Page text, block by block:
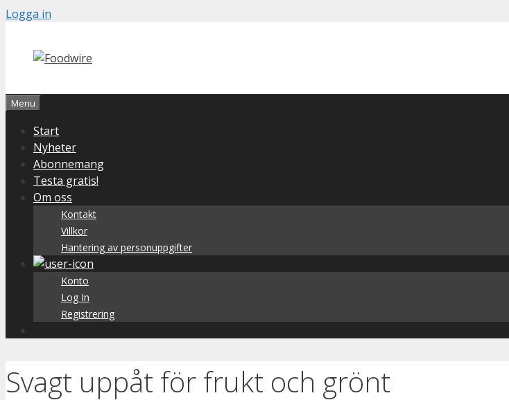
Skip
content
Logga in
Menu
Start
Nyheter
Abonnemang
Testa gratis!
Om oss
Kontakt
Villkor
Hantering av personuppgifter
Konto
Log In
Registrering
Svagt uppåt för frukt och grönt